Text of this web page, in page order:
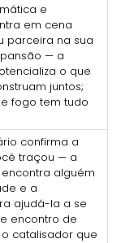
e
em cena
parceira na sua
— a
o que
juntos;
fogo tem tudo
confirma a
traçou — a
alguém
e a
ajudá-la a se
encontro de
catalisador que